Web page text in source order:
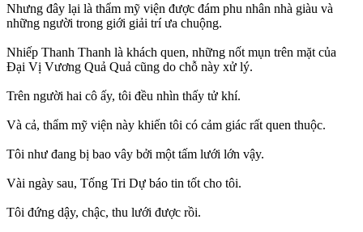
Nhưng đây lại là thẩm mỹ viện được đám phu nhân nhà giàu và
những người trong giới giải trí ưa chuộng.
Nhiếp Thanh Thanh là khách quen, những nốt mụn trên mặt của
Đại Vị Vương Quả Quả cũng do chỗ này xử lý.
Trên người hai cô ấy, tôi đều nhìn thấy tử khí.
Và cả, thẩm mỹ viện này khiến tôi có cảm giác rất quen thuộc.
Tôi như đang bị bao vây bởi một tấm lưới lớn vậy.
Vài ngày sau, Tống Tri Dự báo tin tốt cho tôi.
Tôi đứng dậy, chậc, thu lưới được rồi.